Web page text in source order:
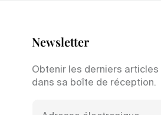
Newsletter
Obtenir les derniers
dans sa boîte de réception.